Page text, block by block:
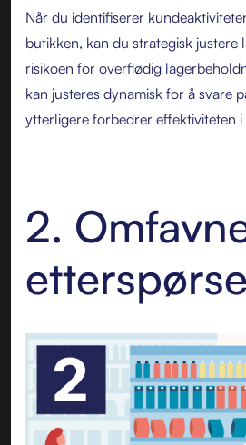
Når du identifiserer
butikken, kan du strategisk
risikoen for overflødig
kan justeres dynamisk for å svare
ytterligere forbedrer effektiviteten
2.